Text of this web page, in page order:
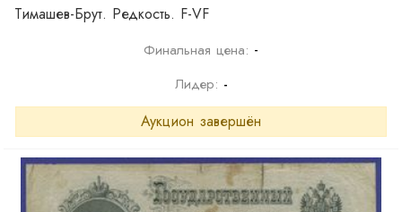
Тимашев-Брут. Редкость. F-VF
Финальная цена: -
Лидер: -
Аукцион завершён